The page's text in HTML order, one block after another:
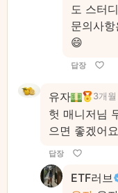
도 스터
문의사
😄
답장
유자 3개월
헛 매니저님
으면 좋겠어요
답장
ETF러브